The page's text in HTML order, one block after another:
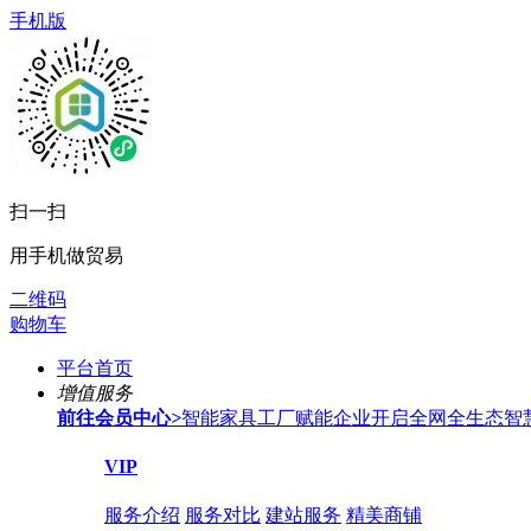
手机版
扫一扫
用手机做贸易
二维码
购物车
平台首页
增值服务
前往会员中心>智能家具工厂赋能企业开启全网全生态智
VIP
服务介绍 服务对比 建站服务 精美商铺